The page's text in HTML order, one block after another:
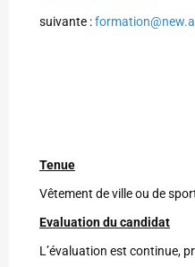
suivante :
Tenue
Vêtement de ville ou de
Evaluation du candidat
L’évaluation est continue,